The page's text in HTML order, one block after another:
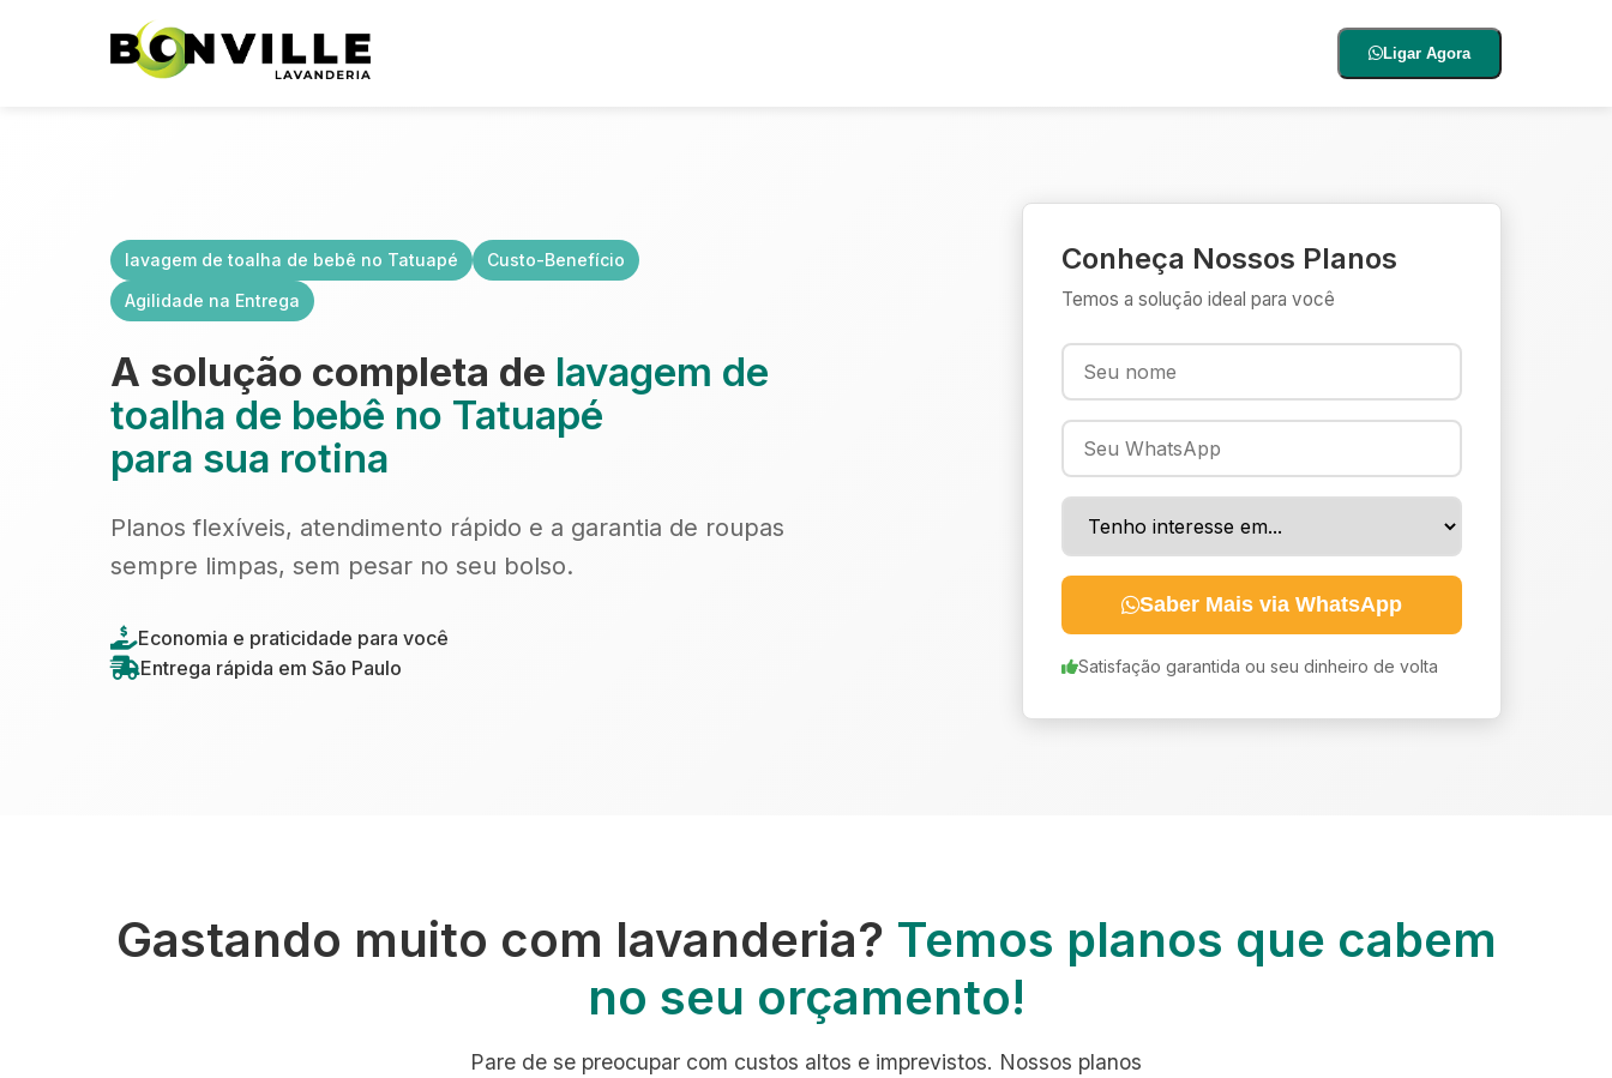
Ligar Agora
lavagem de toalha de bebê no Tatuapé
Custo-Benefício
Agilidade na Entrega
A solução completa de lavagem de
toalha de bebê no Tatuapé
para sua rotina
Planos flexíveis, atendimento rápido e a garantia de roupas
sempre limpas, sem pesar no seu bolso.
Economia e praticidade para você
Entrega rápida em São Paulo
Conheça Nossos Planos
Temos a solução ideal para você
Saber Mais via WhatsApp
Satisfação garantida ou seu dinheiro de volta
Gastando muito com lavanderia? Temos planos que cabem
no seu orçamento!
Pare de se preocupar com custos altos e imprevistos. Nossos planos